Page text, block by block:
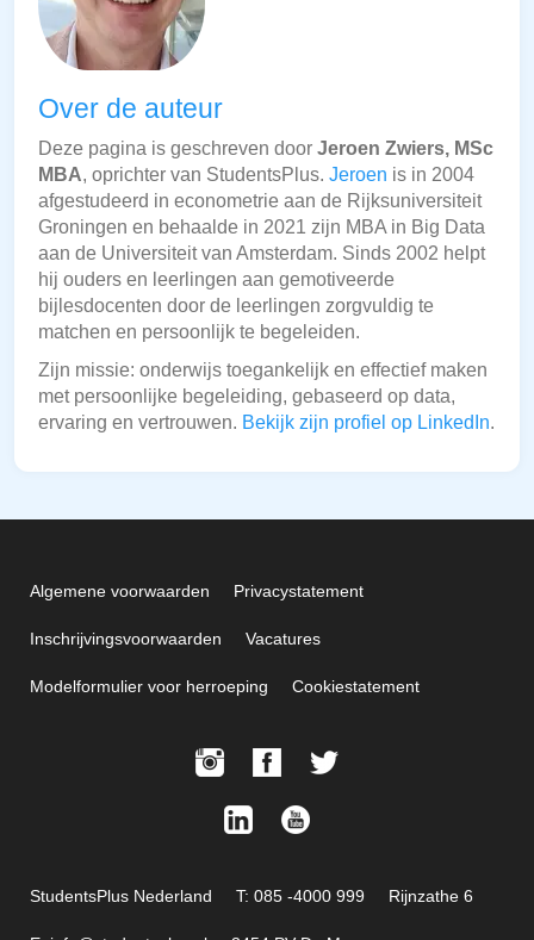
Over de auteur
Deze pagina is geschreven door Jeroen Zwiers, MSc
MBA, oprichter van StudentsPlus. Jeroen is in 2004
afgestudeerd in econometrie aan de Rijksuniversiteit
Groningen en behaalde in 2021 zijn MBA in Big Data
aan de Universiteit van Amsterdam. Sinds 2002 helpt
hij ouders en leerlingen aan gemotiveerde
bijlesdocenten door de leerlingen zorgvuldig te
matchen en persoonlijk te begeleiden.
Zijn missie: onderwijs toegankelijk en effectief maken
met persoonlijke begeleiding, gebaseerd op data,
ervaring en vertrouwen. Bekijk zijn profiel op LinkedIn.
Algemene voorwaarden Privacystatement
Inschrijvingsvoorwaarden Vacatures
Modelformulier voor herroeping Cookiestatement
StudentsPlus Nederland T: 085 -4000 999 Rijnzathe 6